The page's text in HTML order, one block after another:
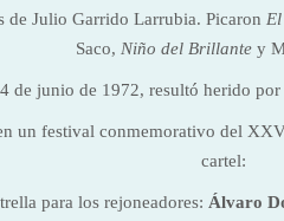
de Julio Garrido Larrubia. Picaron
Saco, Niño del Brillante y
de junio de 1972, resultó herido
un festival conmemorativo del
cartel:
para los rejoneadores: Álvaro